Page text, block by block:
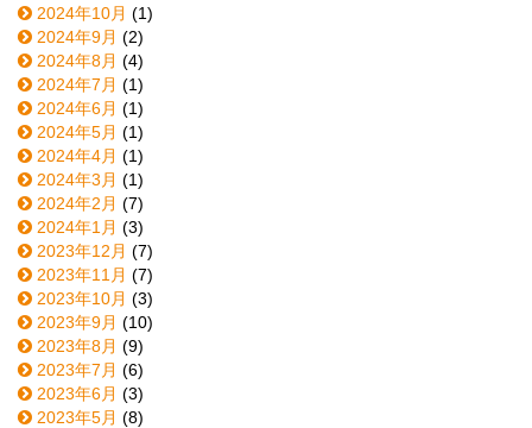
2024年10月 (1)
2024年9月 (2)
2024年8月 (4)
2024年7月 (1)
2024年6月 (1)
2024年5月 (1)
2024年4月 (1)
2024年3月 (1)
2024年2月 (7)
2024年1月 (3)
2023年12月 (7)
2023年11月 (7)
2023年10月 (3)
2023年9月 (10)
2023年8月 (9)
2023年7月 (6)
2023年6月 (3)
2023年5月 (8)